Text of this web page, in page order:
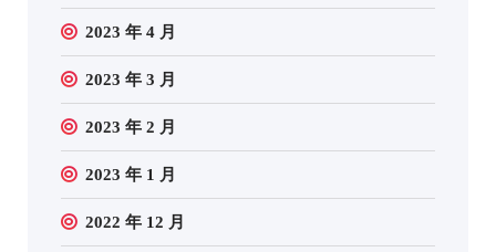
2023 年 4 月
2023 年 3 月
2023 年 2 月
2023 年 1 月
2022 年 12 月